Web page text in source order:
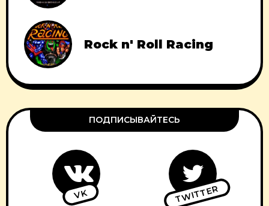
Rock n' Roll Racing
ПОДПИСЫВАЙТЕСЬ
VK TWITTER